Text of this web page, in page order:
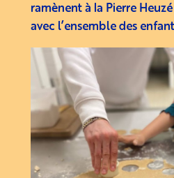
ramènent à la Pierre
avec l’ensemble des